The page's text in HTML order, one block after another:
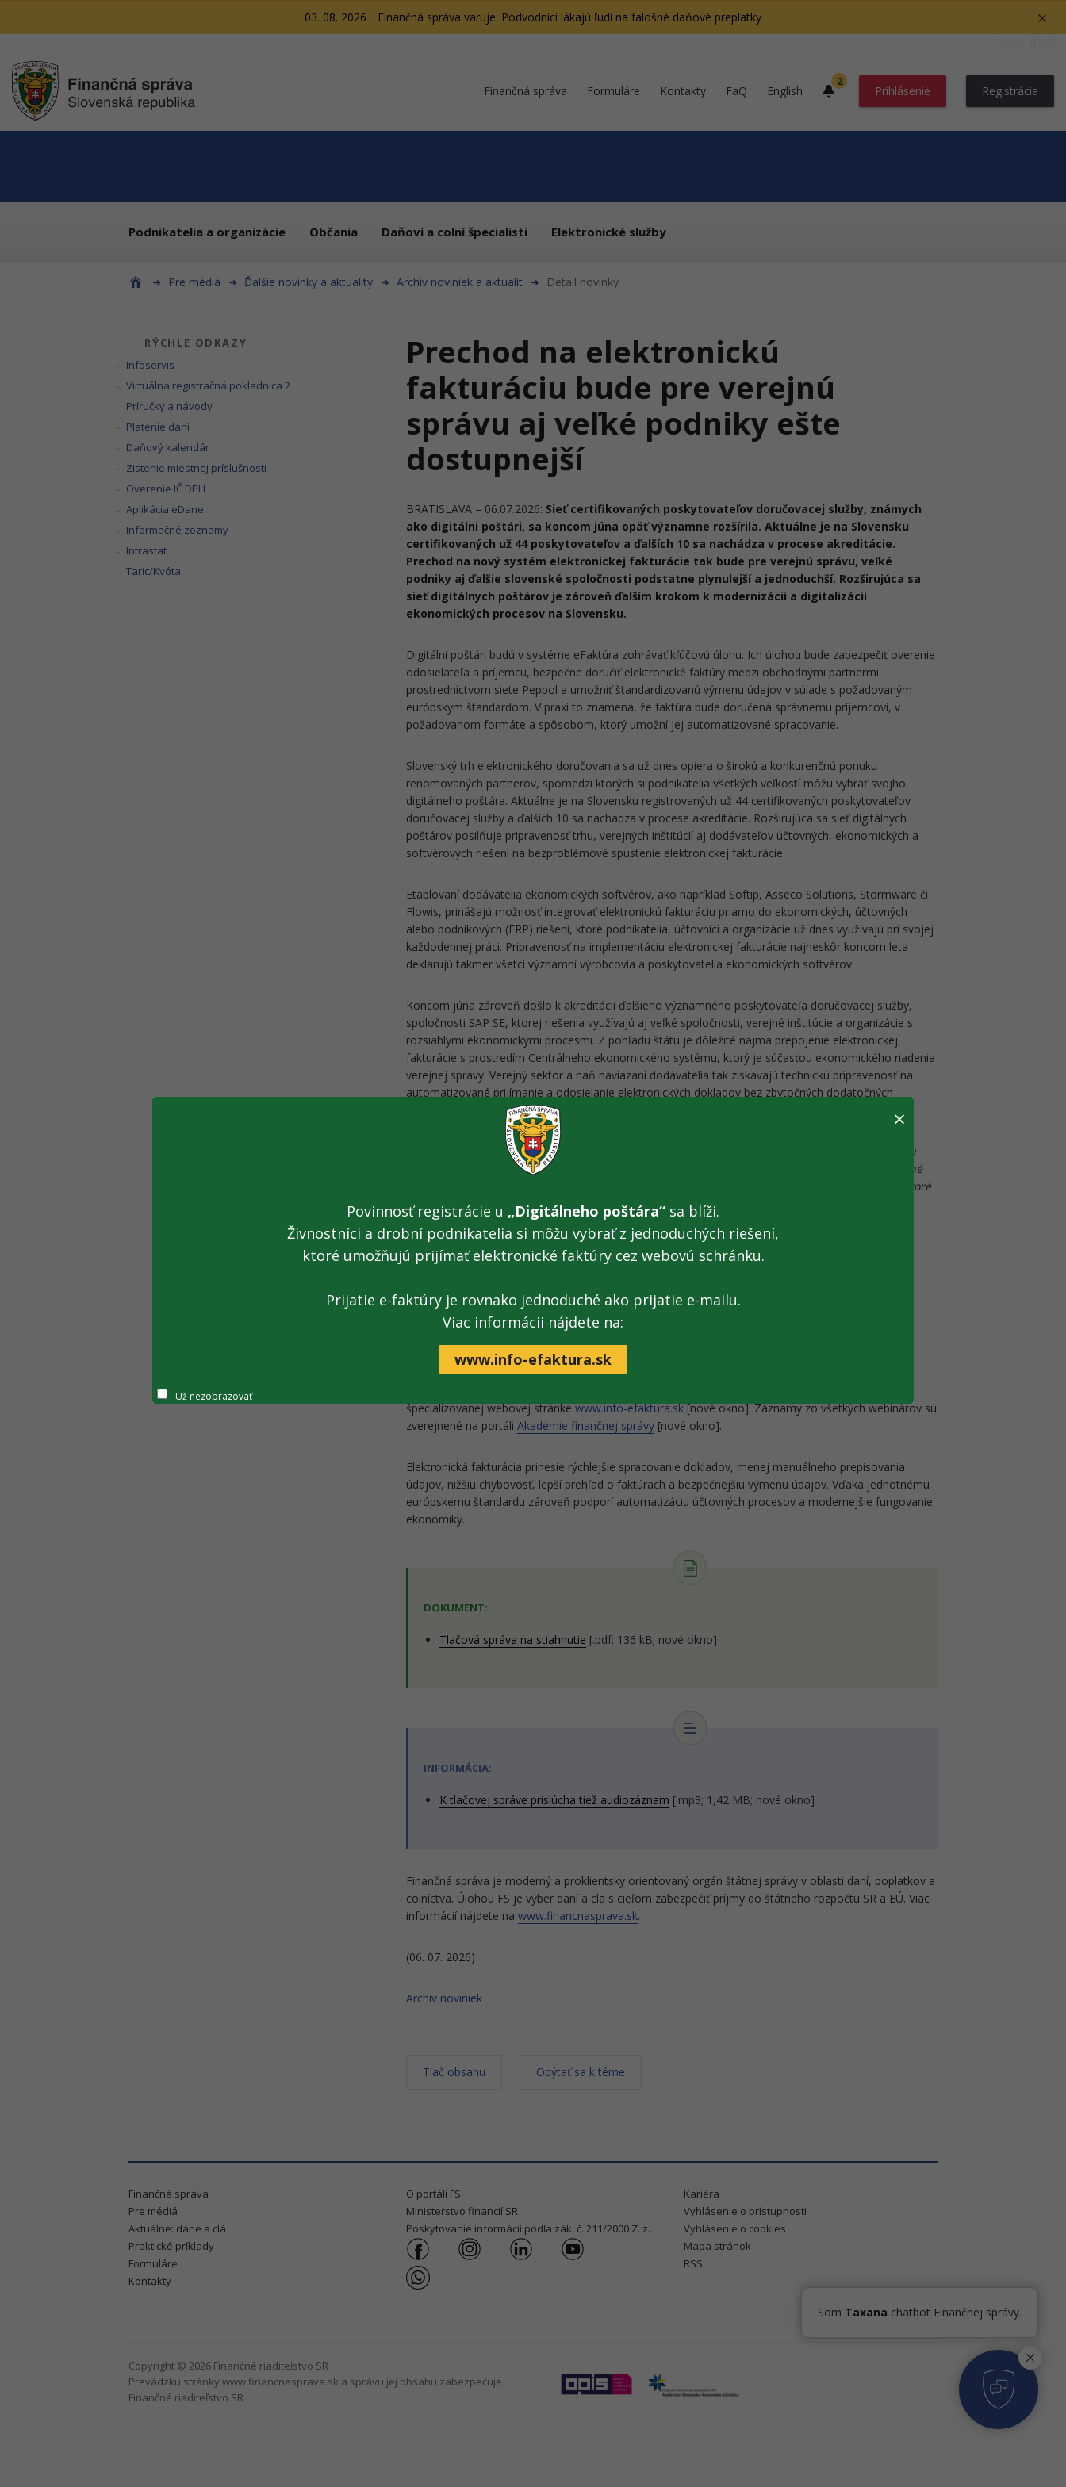
03. 08. 2026
Finančná správa varuje: Podvodníci lákajú ľudí na falošné daňové preplatky
Finančná správa Formuláre Kontakty FaQ English
2
Prihlásenie Registrácia
Podnikatelia a organizácie Občania Daňoví a colní špecialisti Elektronické služby
Pre médiá Ďalšie novinky a aktuality Archív noviniek a aktualít Detail novinky
RÝCHLE ODKAZY
Infoservis
Virtuálna registračná pokladnica 2
Príručky a návody
Platenie daní
Daňový kalendár
Zistenie miestnej príslušnosti
Overenie IČ DPH
Aplikácia eDane
Informačné zoznamy
Intrastat
Taric/Kvóta
Prechod na elektronickú
fakturáciu bude pre verejnú
správu aj veľké podniky ešte
dostupnejší
BRATISLAVA – 06.07.2026: Sieť certifikovaných poskytovateľov doručovacej služby, známych
ako digitálni poštári, sa koncom júna opäť významne rozšírila. Aktuálne je na Slovensku
certifikovaných už 44 poskytovateľov a ďalších 10 sa nachádza v procese akreditácie.
Prechod na nový systém elektronickej fakturácie tak bude pre verejnú správu, veľké
podniky aj ďalšie slovenské spoločnosti podstatne plynulejší a jednoduchší. Rozširujúca sa
sieť digitálnych poštárov je zároveň ďalším krokom k modernizácii a digitalizácii
ekonomických procesov na Slovensku.
Digitálni poštári budú v systéme eFaktúra zohrávať kľúčovú úlohu. Ich úlohou bude zabezpečiť overenie
odosielateľa a príjemcu, bezpečne doručiť elektronické faktúry medzi obchodnými partnermi
prostredníctvom siete Peppol a umožniť štandardizovanú výmenu údajov v súlade s požadovaným
európskym štandardom. V praxi to znamená, že faktúra bude doručená správnemu príjemcovi, v
požadovanom formáte a spôsobom, ktorý umožní jej automatizované spracovanie.
Slovenský trh elektronického doručovania sa už dnes opiera o širokú a konkurenčnú ponuku
renomovaných partnerov, spomedzi ktorých si podnikatelia všetkých veľkostí môžu vybrať svojho
digitálneho poštára. Aktuálne je na Slovensku registrovaných už 44 certifikovaných poskytovateľov
doručovacej služby a ďalších 10 sa nachádza v procese akreditácie. Rozširujúca sa sieť digitálnych
poštárov posilňuje pripravenosť trhu, verejných inštitúcií aj dodávateľov účtovných, ekonomických a
softvérových riešení na bezproblémové spustenie elektronickej fakturácie.
Etablovaní dodávatelia ekonomických softvérov, ako napríklad Softip, Asseco Solutions, Stormware či
Flowis, prinášajú možnosť integrovať elektronickú fakturáciu priamo do ekonomických, účtovných
alebo podnikových (ERP) riešení, ktoré podnikatelia, účtovníci a organizácie už dnes využívajú pri svojej
každodennej práci. Pripravenosť na implementáciu elektronickej fakturácie najneskôr koncom leta
deklarujú takmer všetci významní výrobcovia a poskytovatelia ekonomických softvérov.
Koncom júna zároveň došlo k akreditácii ďalšieho významného poskytovateľa doručovacej služby,
spoločnosti SAP SE, ktorej riešenia využívajú aj veľké spoločnosti, verejné inštitúcie a organizácie s
rozsiahlymi ekonomickými procesmi. Z pohľadu štátu je dôležité najmä prepojenie elektronickej
fakturácie s prostredím Centrálneho ekonomického systému, ktorý je súčasťou ekonomického riadenia
verejnej správy. Verejný sektor a naň naviazaní dodávatelia tak získavajú technickú pripravenosť na
automatizované prijímanie a odosielanie elektronických dokladov bez zbytočných dodatočných
administratívnych bariér.
„Zapojenie takýchto veľkých spoločností je jasným signálom, že trh sa na elektronickú fakturáciu
svedomito pripravoval a už dnes môžu podnikatelia eFaktúry plnohodnotne používať. Pre verejné
inštitúcie, firmy aj podnikateľov je kľúčové, aby mali k dispozícii stabilné a bezpečné riešenia, ktoré
hladko integrujú eFaktúru do ich každodennej práce, a to sa podarilo,“
Pavlovič, generálny riaditeľ sekcie IT finančnej správy.
Povinnosť elektronickej fakturácie sa začne uplatňovať od 1. januára 2027, už teraz sa však môžu
podnikatelia, účtovníci aj inštitúcie dostatočný čas pripraviť sa na nový spôsob vystavovania,
doručovania a prijímania faktúr.
Finančná správa bude v najbližších mesiacoch pokračovať v informačných aktivitách smerom k
podnikateľom, účtovným firmám, verejnému sektoru, samosprávam aj dodávateľom softvérových
špecializovanej webovej stránkewww.info-efaktura.sk[nové okno]. Záznamy zo všetkých webinárov sú
zverejnené na portáli Akadémie finančnej správy [nové okno].
Elektronická fakturácia prinesie rýchlejšie spracovanie dokladov, menej manuálneho prepisovania
údajov, nižšiu chybovosť, lepší prehľad o faktúrach a bezpečnejšiu výmenu údajov. Vďaka jednotnému
európskemu štandardu zároveň podporí automatizáciu účtovných procesov a modernejšie fungovanie
ekonomiky.
DOKUMENT:
Tlačová správa na stiahnutie [.pdf; 136 kB; nové okno]
INFORMÁCIA:
K tlačovej správe prislúcha tiež audiozáznam [.mp3; 1,42 MB; nové okno]
Finančná správa je moderný a proklientsky orientovaný orgán štátnej správy v oblasti daní, poplatkov a
colníctva. Úlohou FS je výber daní a cla s cieľom zabezpečiť príjmy do štátneho rozpočtu SR a EÚ. Viac
informácií nájdete na www.financnasprava.sk.
(06. 07. 2026)
Archív noviniek
Tlač obsahu Opýtať sa k téme
Finančná správa
Pre médiá
Aktuálne: dane a clá
Praktické príklady
Formuláre
Kontakty
O portáli FS
Ministerstvo financií SR
Poskytovanie informácií podľa zák. č. 211/2000 Z. z.
Kariéra
Vyhlásenie o prístupnosti
Vyhlásenie o cookies
Mapa stránok
RSS
Copyright © 2026 Finančné riaditeľstvo SR
Prevádzku stránky www.financnasprava.sk a správu jej obsahu zabezpečuje
Finančné riaditeľstvo SR
Som Taxana chatbot Finančnej správy.
×
Povinnosť registrácie u „Digitálneho poštára“ sa blíži.
Živnostníci a drobní podnikatelia si môžu vybrať z jednoduchých riešení,
ktoré umožňujú prijímať elektronické faktúry cez webovú schránku.
Prijatie e-faktúry je rovnako jednoduché ako prijatie e-mailu.
Viac informácii nájdete na:
www.info-efaktura.sk
Už nezobrazovať